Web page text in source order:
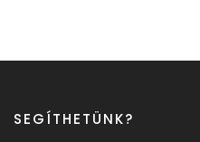
SEGÍTHETÜNK?